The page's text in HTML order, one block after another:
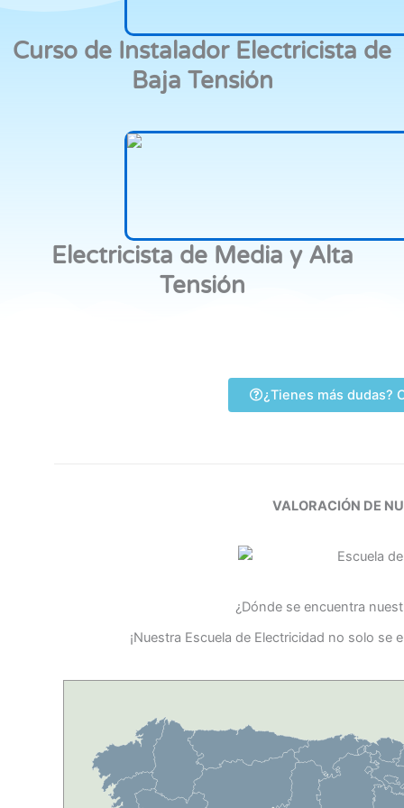
Curso de Instalador Electricista de
Baja Tensión
Electricista de Media y Alta
Tensión
¿Tienes más dudas?
VALORACIÓN DE
¿Dónde se encuentra
¡Nuestra Escuela de Electricidad no solo se